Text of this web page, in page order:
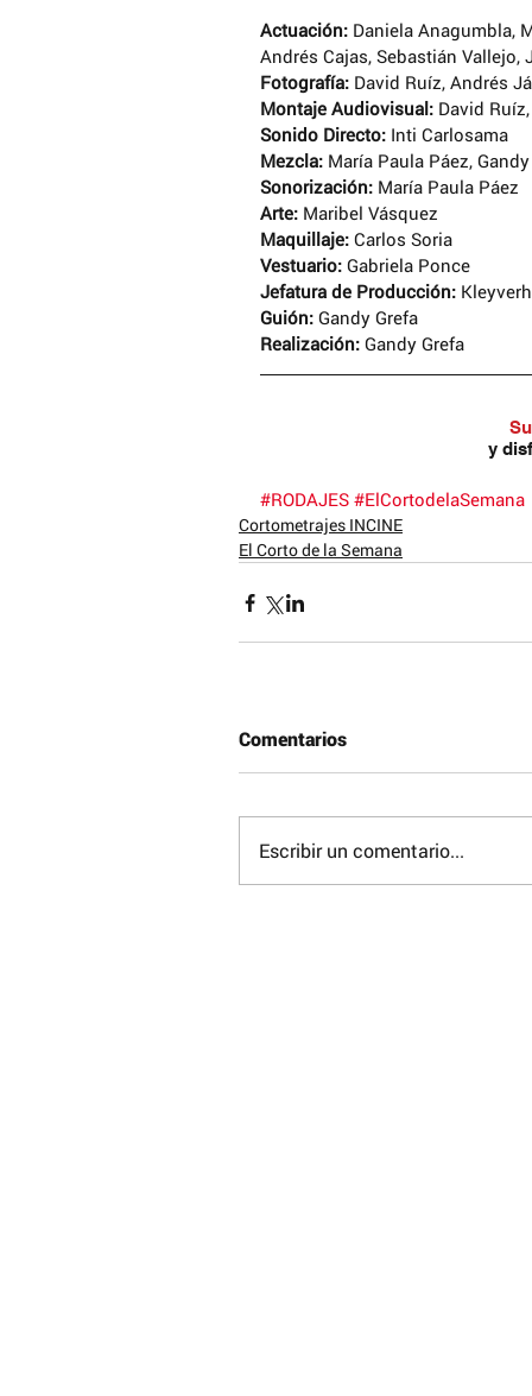
© 2017 Reconocimiento – NoComercial –
No se permite un uso comercial de la obra
que regula la obra original.
Actuación: Daniela Anagumbla,
Andrés Cajas, Sebastián Vallejo,
Fotografía: David Ruíz, Andrés
Montaje Audiovisual: David
Sonido Directo: Inti Carlosama
Mezcla: María Paula Páez,
Sonorización: María Paula Páez
Arte: Maribel Vásquez
Maquillaje: Carlos Soria
Vestuario: Gabriela Ponce
Jefatura de Producción:
Guión: Gandy Grefa
Realización: Gandy Grefa
y
#RODAJES #ElCortodelaSemana
Cortometrajes INCINE
El Corto de la Semana
Comentarios
Escribir un comentario...